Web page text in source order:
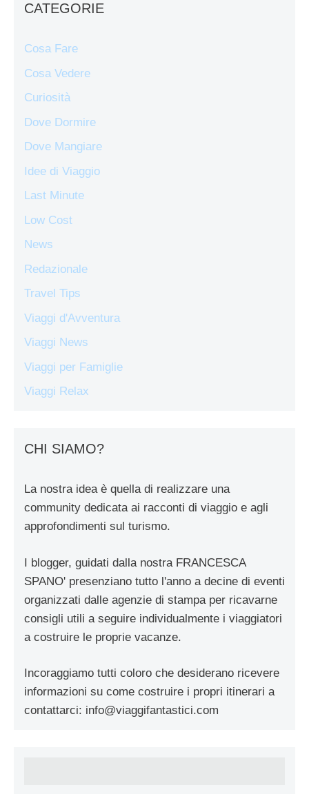
CATEGORIE
Cosa Fare
Cosa Vedere
Curiosità
Dove Dormire
Dove Mangiare
Idee di Viaggio
Last Minute
Low Cost
News
Redazionale
Travel Tips
Viaggi d'Avventura
Viaggi News
Viaggi per Famiglie
Viaggi Relax
CHI SIAMO?
La nostra idea è quella di realizzare una
community dedicata ai racconti di viaggio e agli
approfondimenti sul turismo.
I blogger, guidati dalla nostra FRANCESCA
SPANO' presenziano tutto l'anno a decine di eventi
organizzati dalle agenzie di stampa per ricavarne
consigli utili a seguire individualmente i viaggiatori
a costruire le proprie vacanze.
Incoraggiamo tutti coloro che desiderano ricevere
informazioni su come costruire i propri itinerari a
contattarci: info@viaggifantastici.com